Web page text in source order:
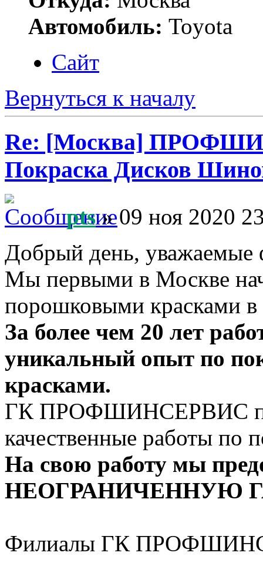
Автомобиль: Toyota
Сайт
Вернуться к началу
Re: [Москва]
Покраска Дисков
pts» 09 ноя 2020
Добрый день, уважаемые
Мы первыми в Москве
порошковыми красками в
За более чем 20 лет
уникальный опыт по
красками.
ГК ПРОФШИНСЕРВИС
качественные работы по
На свою работу мы
НЕОГРАНИЧЕННУЮ
Филиалы ГК